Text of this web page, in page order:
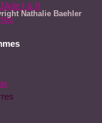
I & II
Nathalie Baehler